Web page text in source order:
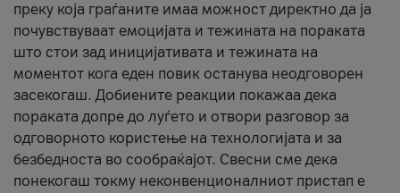
преку која граѓаните имаа можност директно да ја
почувствуваат емоцијата и тежината на пораката
што стои зад иницијативата и тежината на
моментот кога еден повик останува неодговорен
засекогаш. Добиените реакции покажаа дека
пораката допре до луѓето и отвори разговор за
одговорното користење на технологијата и за
безбедноста во сообраќајот. Свесни сме дека
понекогаш токму неконвенционалниот пристап е